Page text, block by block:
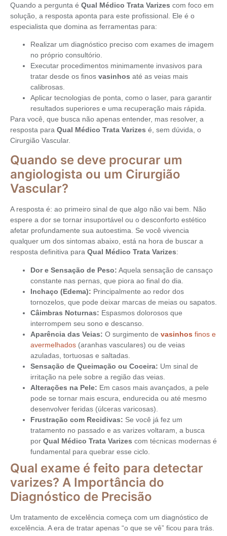
Quando a pergunta é Qual Médico Trata Varizes com foco em
solução, a resposta aponta para este profissional. Ele é o
especialista que domina as ferramentas para:
Realizar um diagnóstico preciso com exames de imagem
no próprio consultório.
Executar procedimentos minimamente invasivos para
tratar desde os finos vasinhos até as veias mais
calibrosas.
Aplicar tecnologias de ponta, como o laser, para garantir
resultados superiores e uma recuperação mais rápida.
Para você, que busca não apenas entender, mas resolver, a
resposta para Qual Médico Trata Varizes é, sem dúvida, o
Cirurgião Vascular.
Quando se deve procurar um
angiologista ou um Cirurgião
Vascular?
A resposta é: ao primeiro sinal de que algo não vai bem. Não
espere a dor se tornar insuportável ou o desconforto estético
afetar profundamente sua autoestima. Se você vivencia
qualquer um dos sintomas abaixo, está na hora de buscar a
resposta definitiva para Qual Médico Trata Varizes:
Dor e Sensação de Peso: Aquela sensação de cansaço
constante nas pernas, que piora ao final do dia.
Inchaço (Edema): Principalmente ao redor dos
tornozelos, que pode deixar marcas de meias ou sapatos.
Câimbras Noturnas: Espasmos dolorosos que
interrompem seu sono e descanso.
Aparência das Veias: O surgimento de vasinhos finos e
avermelhados (aranhas vasculares) ou de veias
azuladas, tortuosas e saltadas.
Sensação de Queimação ou Coceira: Um sinal de
irritação na pele sobre a região das veias.
Alterações na Pele: Em casos mais avançados, a pele
pode se tornar mais escura, endurecida ou até mesmo
desenvolver feridas (úlceras varicosas).
Frustração com Recidivas: Se você já fez um
tratamento no passado e as varizes voltaram, a busca
por Qual Médico Trata Varizes com técnicas modernas é
fundamental para quebrar esse ciclo.
Qual exame é feito para detectar
varizes? A Importância do
Diagnóstico de Precisão
Um tratamento de excelência começa com um diagnóstico de
excelência. A era de tratar apenas “o que se vê” ficou para trás.